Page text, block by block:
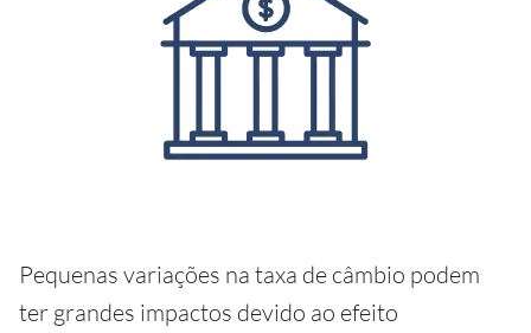
Pequenas variações na taxa de câmbio podem
ter grandes impactos devido ao efeito